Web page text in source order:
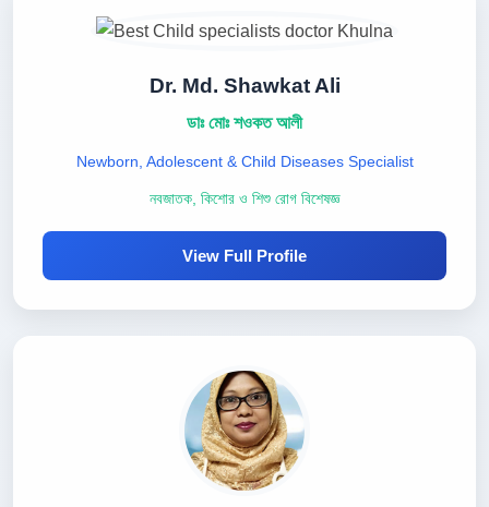
Dr. Md. Shawkat Ali
ডাঃ মোঃ শওকত আলী
Newborn, Adolescent & Child Diseases Specialist
নবজাতক, কিশোর ও শিশু রোগ বিশেষজ্ঞ
View Full Profile